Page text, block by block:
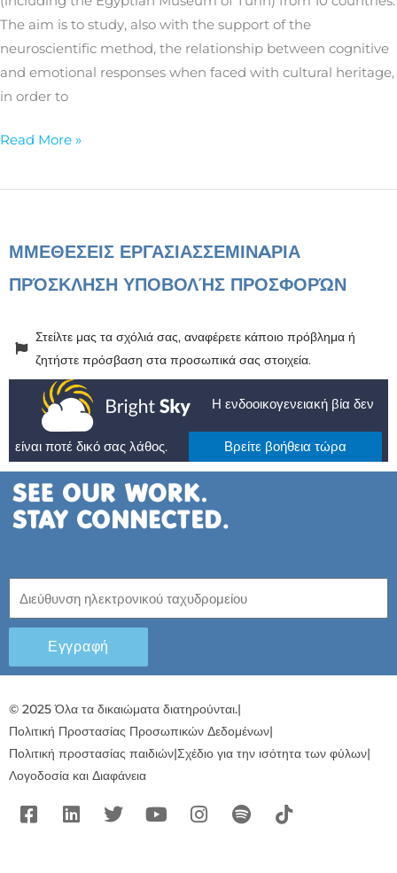
The aim is to study, also with the support of the
neuroscientific method, the relationship between cognitive
and emotional responses when faced with cultural heritage,
in order to
Read More »
ΜΜΕΘΕΣΕΙΣ ΕΡΓΑΣΙΑΣΣΕΜΙΝAΡΙΑ
ΠΡΌΣΚΛΗΣΗ ΥΠΟΒΟΛΉΣ ΠΡΟΣΦΟΡΏΝ
Στείλτε μας τα σχόλιά σας, αναφέρετε κάποιο πρόβλημα ή
ζητήστε πρόσβαση στα προσωπικά σας στοιχεία.
Η ενδοοικογενειακή βία δεν
είναι ποτέ δικό σας λάθος. Βρείτε βοήθεια τώρα
Εγγραφή
© 2025 Όλα τα δικαιώματα διατηρούνται.|
Πολιτική Προστασίας Προσωπικών Δεδομένων|
Πολιτική προστασίας παιδιών|Σχέδιο για την ισότητα των φύλων|
Λογοδοσία και Διαφάνεια
F
L
T
Y
I
S
p
T
i